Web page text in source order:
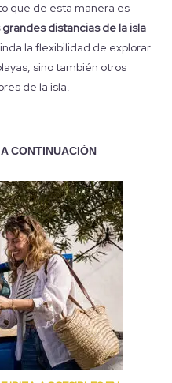
que de esta manera es
distancias de la isla
la flexibilidad de explorar
sino también otros
de la isla.
CONTINUACIÓN